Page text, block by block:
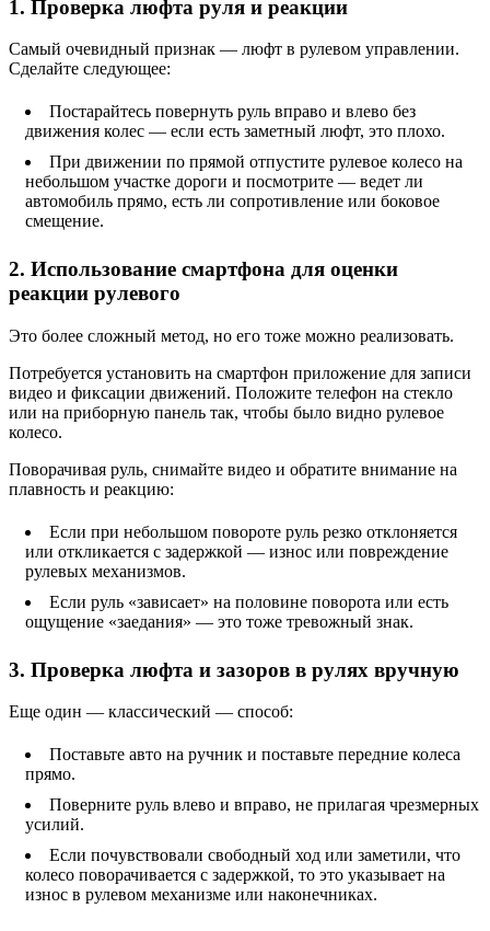
1. Проверка люфта руля и реакции
Самый очевидный признак — люфт в рулевом управлении.
Сделайте следующее:
Постарайтесь повернуть руль вправо и влево без
движения колес — если есть заметный люфт, это плохо.
При движении по прямой отпустите рулевое колесо на
небольшом участке дороги и посмотрите — ведет ли
автомобиль прямо, есть ли сопротивление или боковое
смещение.
2. Использование смартфона для оценки
реакции рулевого
Это более сложный метод, но его тоже можно реализовать.
Потребуется установить на смартфон приложение для записи
видео и фиксации движений. Положите телефон на стекло
или на приборную панель так, чтобы было видно рулевое
колесо.
Поворачивая руль, снимайте видео и обратите внимание на
плавность и реакцию:
Если при небольшом повороте руль резко отклоняется
или откликается с задержкой — износ или повреждение
рулевых механизмов.
Если руль «зависает» на половине поворота или есть
ощущение «заедания» — это тоже тревожный знак.
3. Проверка люфта и зазоров в рулях вручную
Еще один — классический — способ:
Поставьте авто на ручник и поставьте передние колеса
прямо.
Поверните руль влево и вправо, не прилагая чрезмерных
усилий.
Если почувствовали свободный ход или заметили, что
колесо поворачивается с задержкой, то это указывает на
износ в рулевом механизме или наконечниках.